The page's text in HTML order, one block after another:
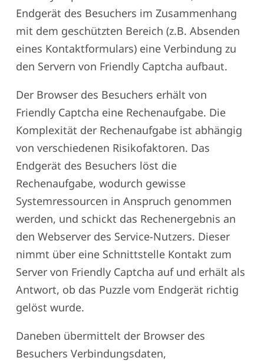
Endgerät des Besuchers im Zusammenhang
mit dem geschützten Bereich (z.B. Absenden
eines Kontaktformulars) eine Verbindung zu
den Servern von Friendly Captcha aufbaut.
Der Browser des Besuchers erhält von
Friendly Captcha eine Rechenaufgabe. Die
Komplexität der Rechenaufgabe ist abhängig
von verschiedenen Risikofaktoren. Das
Endgerät des Besuchers löst die
Rechenaufgabe, wodurch gewisse
Systemressourcen in Anspruch genommen
werden, und schickt das Rechenergebnis an
den Webserver des Service-Nutzers. Dieser
nimmt über eine Schnittstelle Kontakt zum
Server von Friendly Captcha auf und erhält als
Antwort, ob das Puzzle vom Endgerät richtig
gelöst wurde.
Daneben übermittelt der Browser des
Besuchers Verbindungsdaten,